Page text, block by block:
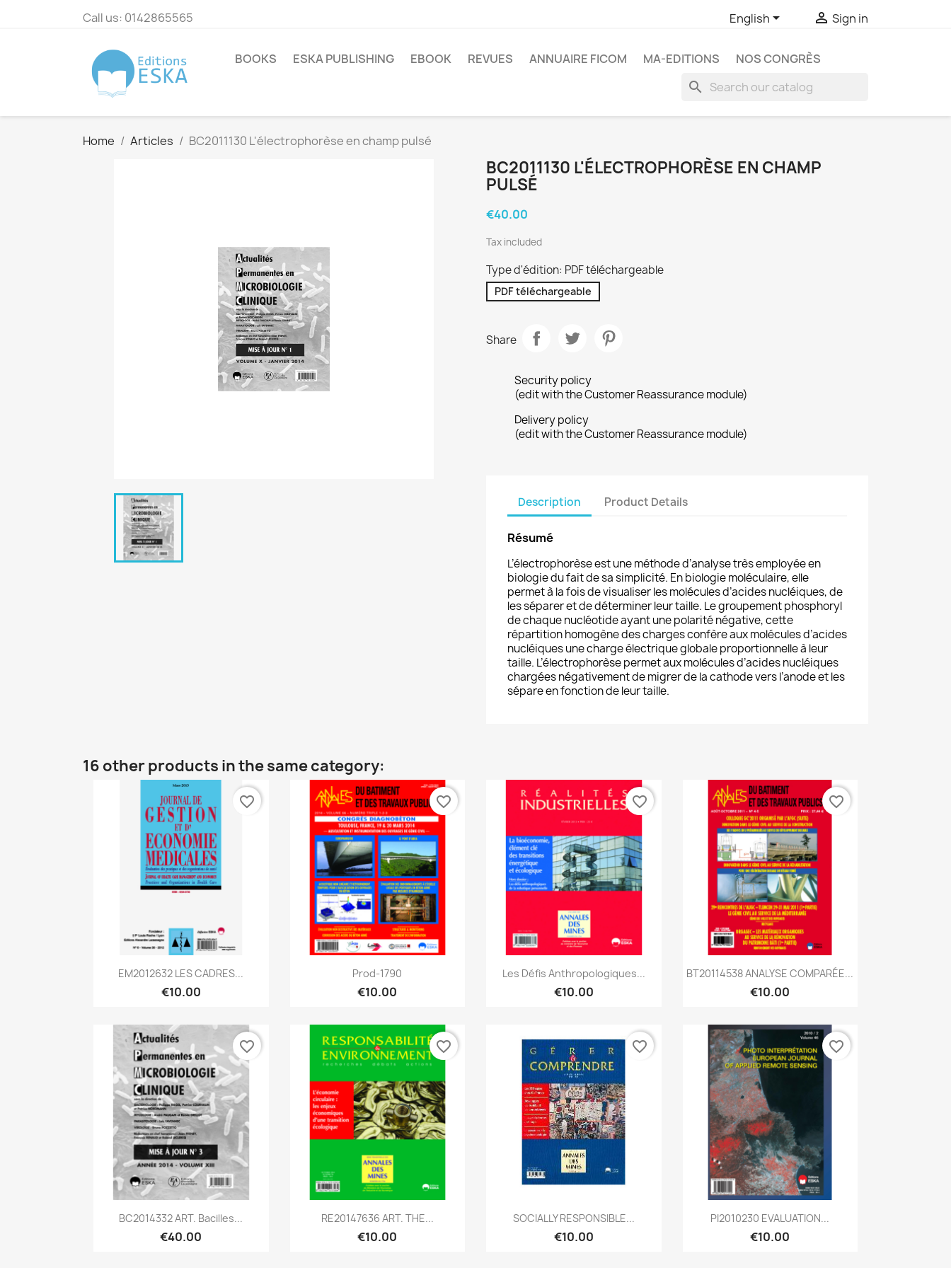
Call us: 0142865565 English  Sign in
BOOKS ESKA PUBLISHING EBOOK REVUES ANNUAIRE FICOM MA-EDITIONS NOS CONGRÈS
search
Home Articles BC2011130 L'électrophorèse en champ pulsé
BC2011130 L'ÉLECTROPHORÈSE EN CHAMP
PULSÉ
€40.00
Tax included
Type d'édition: PDF téléchargeable
PDF téléchargeable
Share
Security policy
(edit with the Customer Reassurance module)
Delivery policy
(edit with the Customer Reassurance module)
Description Product Details
Résumé
L’électrophorèse est une méthode d’analyse très employée en
biologie du fait de sa simplicité. En biologie moléculaire, elle
permet à la fois de visualiser les molécules d’acides nucléiques, de
les séparer et de déterminer leur taille. Le groupement phosphoryl
de chaque nucléotide ayant une polarité négative, cette
répartition homogène des charges confère aux molécules d’acides
nucléiques une charge électrique globale proportionnelle à leur
taille. L’électrophorèse permet aux molécules d’acides nucléiques
chargées négativement de migrer de la cathode vers l’anode et les
sépare en fonction de leur taille.
16 other products in the same category:
Quick view
EM2012632 LES CADRES...
€10.00
favorite_border
Quick view
Prod-1790
€10.00
favorite_border
Quick view
Les Défis Anthropologiques...
€10.00
favorite_border
Quick view
BT20114538 ANALYSE COMPARÉE...
€10.00
favorite_border
Quick view
BC2014332 ART. Bacilles...
€40.00
favorite_border
Quick view
RE20147636 ART. THE...
€10.00
favorite_border
Quick view
SOCIALLY RESPONSIBLE...
€10.00
favorite_border
Quick view
PI2010230 EVALUATION...
€10.00
favorite_border